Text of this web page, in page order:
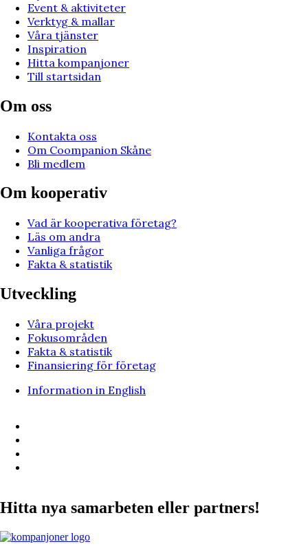
Event & aktiviteter
Verktyg & mallar
Våra tjänster
Inspiration
Hitta kompanjoner
Till startsidan
Om oss
Kontakta oss
Om Coompanion Skåne
Bli medlem
Om kooperativ
Vad är kooperativa företag?
Läs om andra
Vanliga frågor
Fakta & statistik
Utveckling
Våra projekt
Fokusområden
Fakta & statistik
Finansiering för företag
Information in English
Hitta nya samarbeten eller partners!